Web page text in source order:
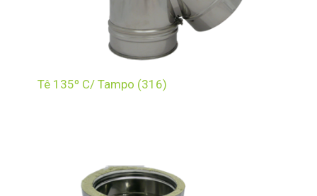
Tê 135º C/ Tampo (316)